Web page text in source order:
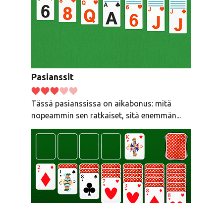
Pasianssit
Tässä pasianssissa on aikabonus: mitä
nopeammin sen ratkaiset, sitä enemmän...